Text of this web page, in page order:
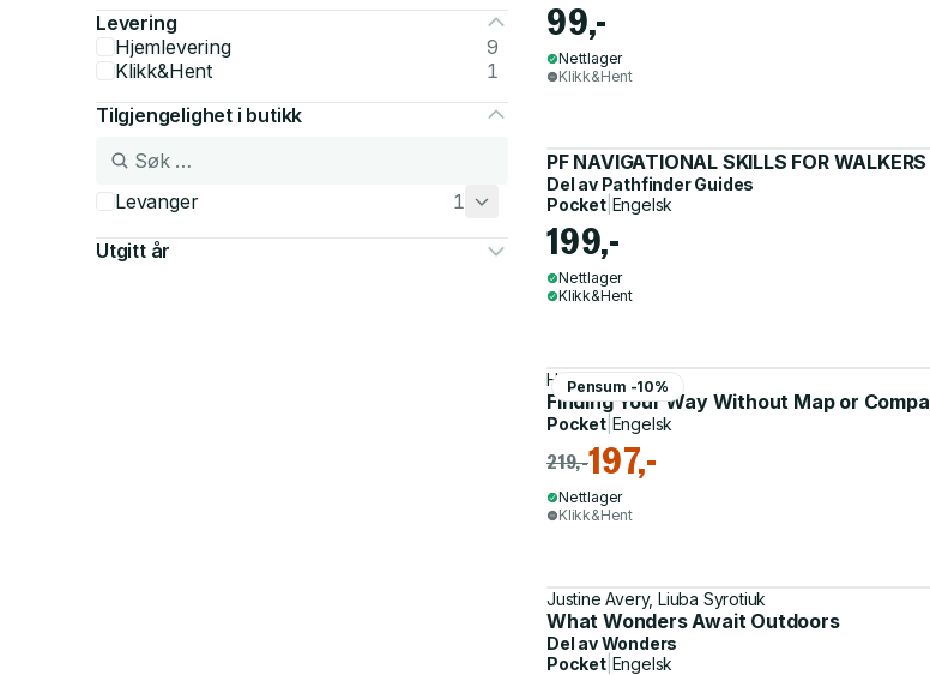
Levering
Hjemlevering
9
Klikk&Hent
1
Tilgjengelighet i butikk
Levanger 1
Utgitt år
99,-
Nettlager
Klikk&Hent
PF NAVIGATIONAL SKILLS FOR
Del av Pathfinder Guides
Pocket| Engelsk
199,-
Nettlager
Klikk&Hent
Pensum -10%
Harold Gatty
Finding Your Way Without Map or
Pocket| Engelsk
219,-197,-
Nettlager
Klikk&Hent
Justine Avery, Liuba Syrotiuk
What Wonders Await Outdoors
Del avWonders
Pocket| Engelsk